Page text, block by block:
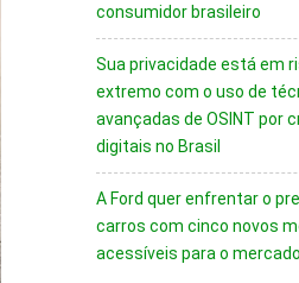
consumidor brasileiro
Sua privacidade está em
extremo com o uso de
avançadas de OSINT por
digitais no Brasil
A Ford quer enfrentar o
carros com cinco novos
acessíveis para o